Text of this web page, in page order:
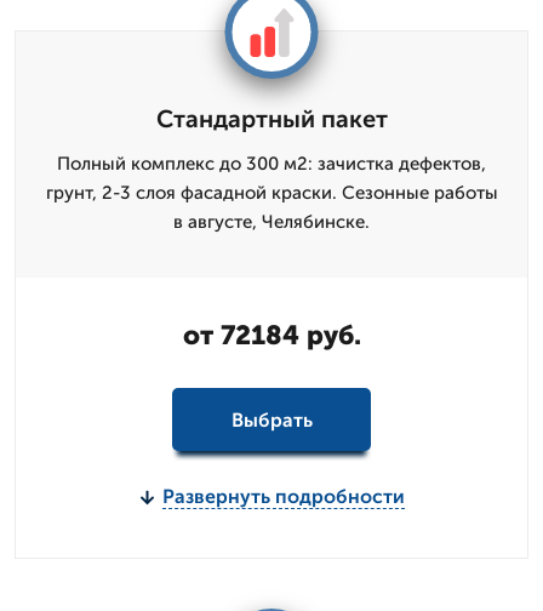
Стандартный пакет
Полный комплекс до 300 м2: зачистка дефектов,
грунт, 2-3 слоя фасадной краски. Сезонные работы
в августе, Челябинске.
от 72184 руб.
Выбрать
Развернуть подробности